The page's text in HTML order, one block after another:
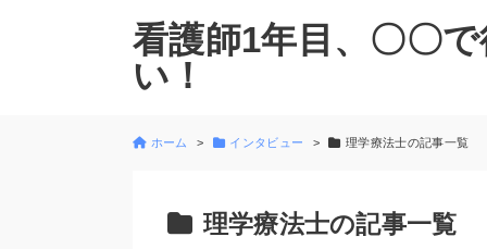
看護師1年目、〇〇
い！
ホーム インタビュー 理学療法士の記事一覧
理学療法士の記事一覧